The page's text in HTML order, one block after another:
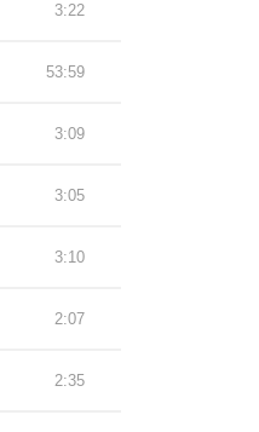
3:22
53:59
3:09
3:05
3:10
2:07
2:35